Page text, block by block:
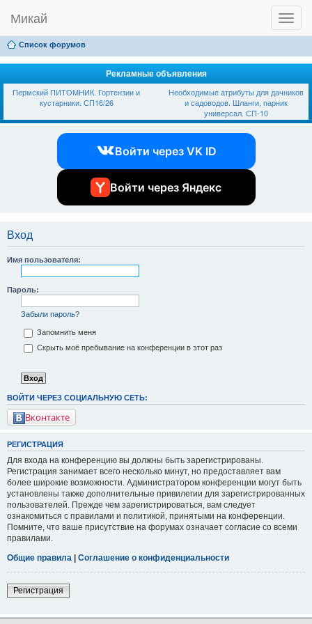
T
o
g
l
n
a
v
i
Микай
Ссылки Вход
Список форумов
Рекламные объявления
Пермский ПИТОМНИК. Гортензии и
кустарники. СП16/26
Необходимые атрибуты для дачников
и садоводов. Шланги, парник
универсал. СП-10
Войти через VK ID
Войти через Яндекс
Вход
Имя пользователя:
Пароль:
Забыли пароль?
Запомнить меня
Скрыть моё пребывание на конференции в этот раз
ВОЙТИ ЧЕРЕЗ СОЦИАЛЬНУЮ СЕТЬ:
Вконтакте
РЕГИСТРАЦИЯ
Для входа на конференцию вы должны быть зарегистрированы.
Регистрация занимает всего несколько минут, но предоставляет вам
более широкие возможности. Администратором конференции могут быть
установлены также дополнительные привилегии для зарегистрированных
пользователей. Прежде чем зарегистрироваться, вам следует
ознакомиться с правилами и политикой, принятыми на конференции.
Помните, что ваше присутствие на форумах означает согласие со всеми
правилами.
Общие правила
Соглашение о конфиденциальности
Регистрация